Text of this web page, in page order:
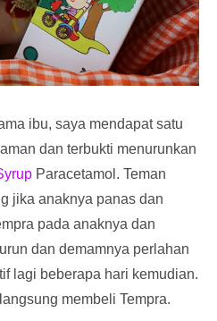
ibu, saya mendapat satu
dan terbukti menurunkan
Paracetamol. Teman
jika anaknya panas dan
pada anaknya dan
dan demamnya perlahan
lagi beberapa hari kemudian.
membeli Tempra.